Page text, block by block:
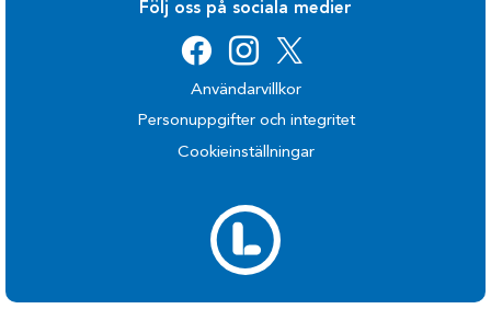
Följ oss på sociala medier
Användarvillkor
Personuppgifter och integritet
Cookieinställningar